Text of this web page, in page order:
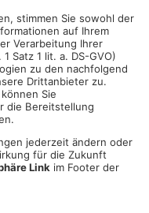
dass sich gerade
bewegte,
machte. Als er dort
bereits verschwunden.
Werkzeughalle
genommen
ein Tresor. Schnell
Postfiliale
eingestiegen, indem die
der Tresor aus den
wurde, offenkundig
An den Inhalt des
nicht, er war